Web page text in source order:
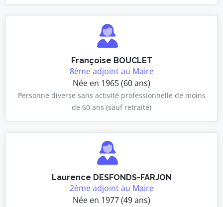
Françoise BOUCLET
8ème adjoint au Maire
Née en 1965 (60 ans)
Personne diverse sans activité professionnelle de moins
de 60 ans (sauf retraité)
Laurence DESFONDS-FARJON
2ème adjoint au Maire
Née en 1977 (49 ans)